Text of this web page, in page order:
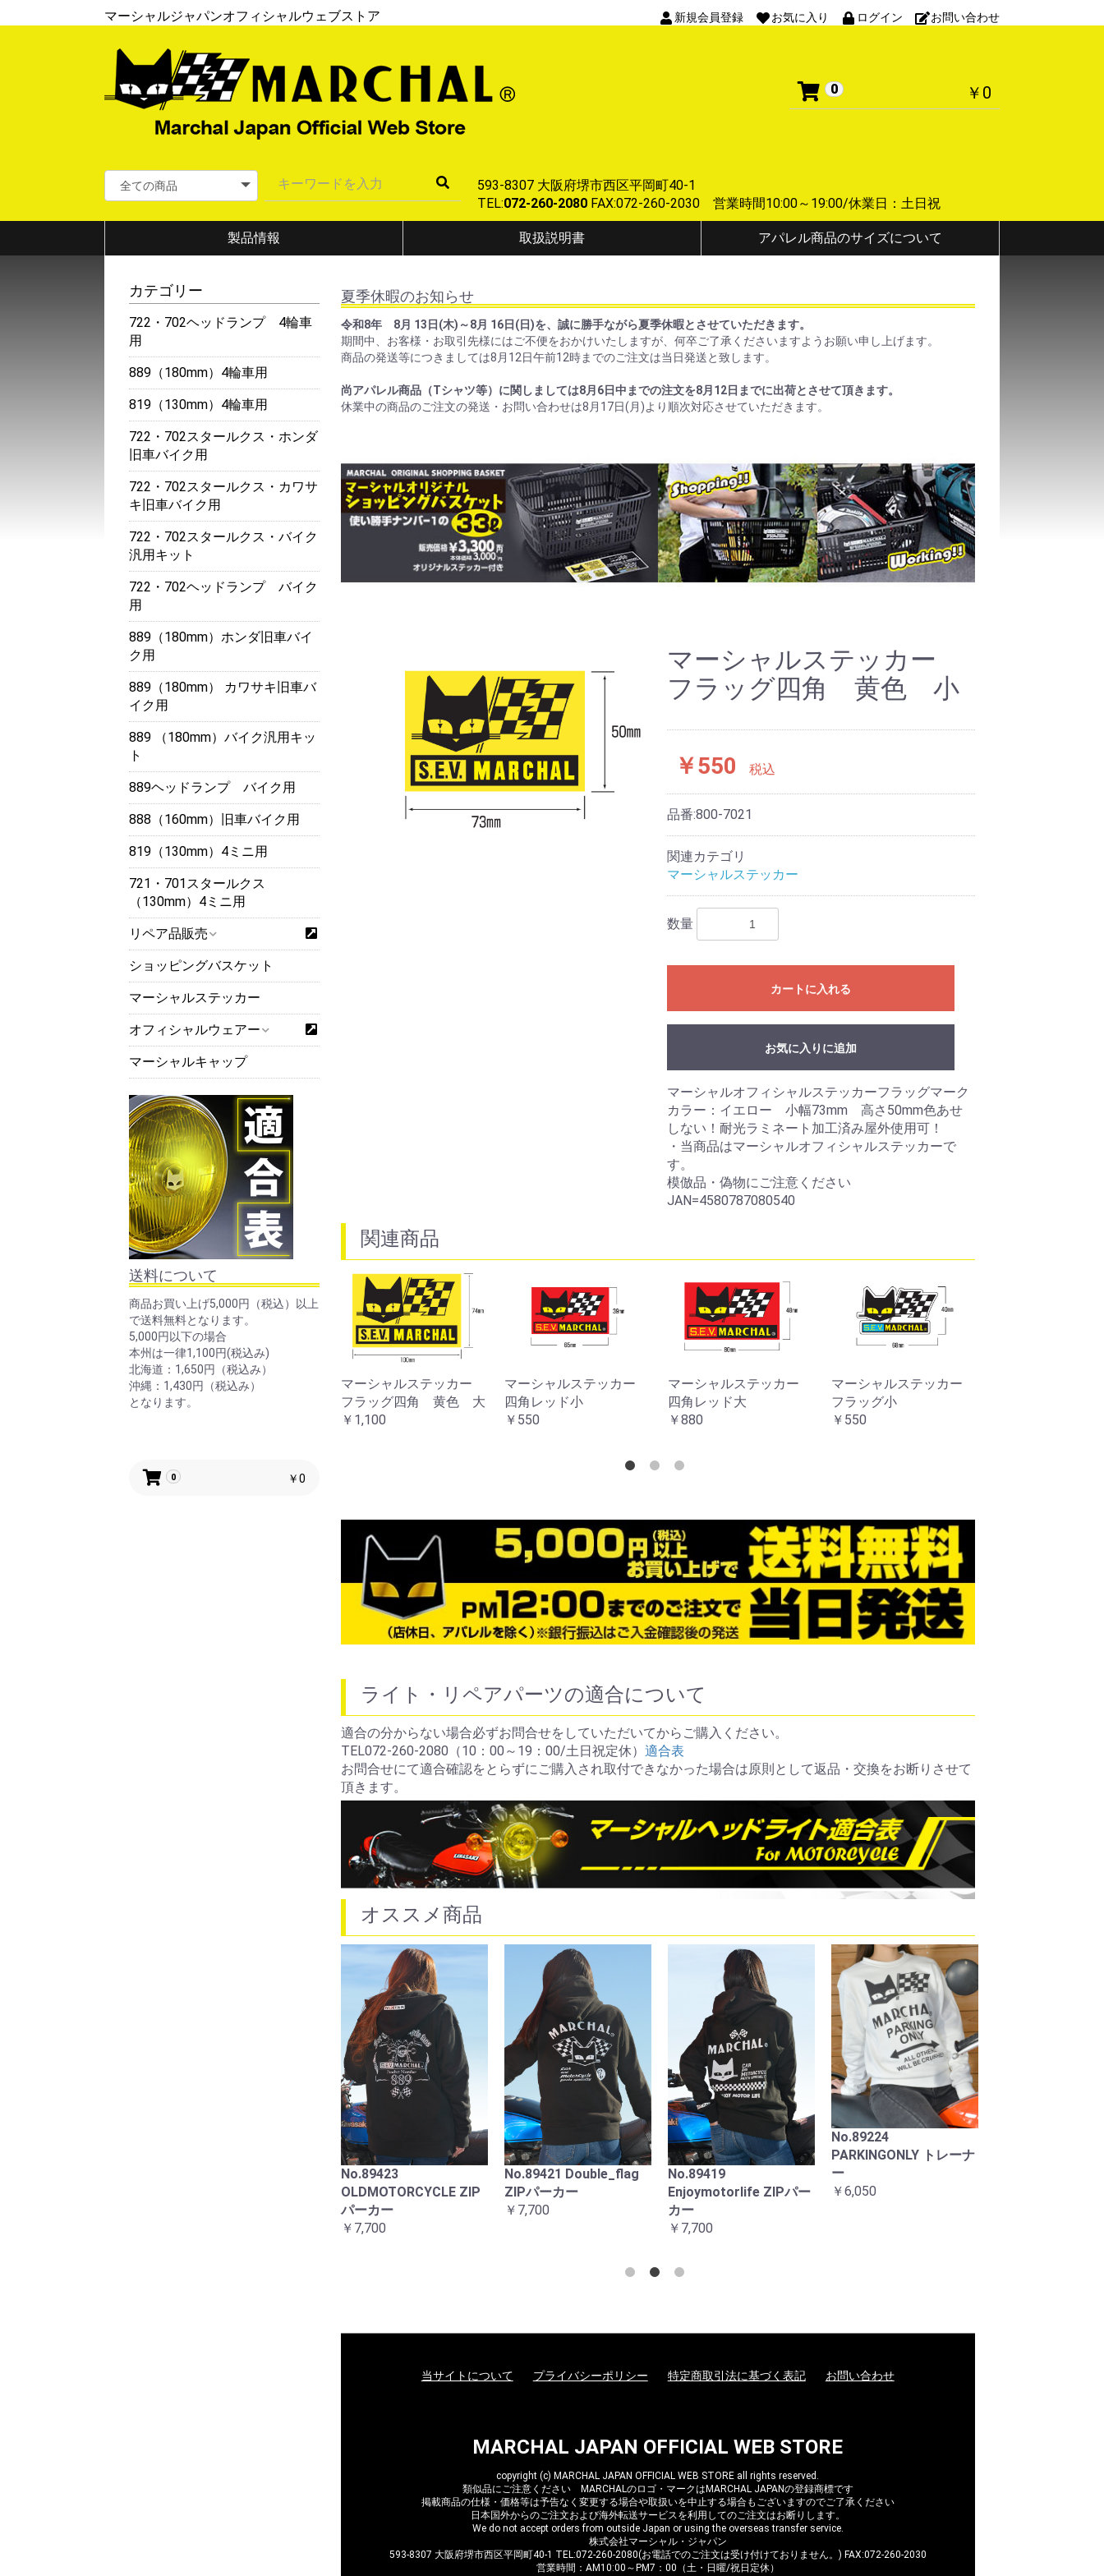
マーシャルジャパンオフィシャルウェブストア 新規会員登録 お気に入り ログイン お問い合わせ
0 ￥0
593-8307 大阪府堺市西区平岡町40-1
TEL:072-260-2080 FAX:072-260-2030 営業時間10:00～19:00/休業日：土日祝
製品情報 取扱説明書 アパレル商品のサイズについて
カテゴリー
722・702ヘッドランプ 4輪車
用
889（180mm）4輪車用
819（130mm）4輪車用
722・702スタールクス・ホンダ
旧車バイク用
722・702スタールクス・カワサ
キ旧車バイク用
722・702スタールクス・バイク
汎用キット
722・702ヘッドランプ バイク
用
889（180mm）ホンダ旧車バイ
ク用
889（180mm） カワサキ旧車バ
イク用
889 （180mm）バイク汎用キッ
ト
889ヘッドランプ バイク用
888（160mm）旧車バイク用
819（130mm）4ミニ用
721・701スタールクス
（130mm）4ミニ用
リペア品販売
ショッピングバスケット
マーシャルステッカー
オフィシャルウェアー
マーシャルキャップ
送料について
商品お買い上げ5,000円（税込）以上
で送料無料となります。
5,000円以下の場合
本州は一律1,100円(税込み)
北海道：1,650円（税込み）
沖縄：1,430円（税込み）
となります。
0 ￥0
夏季休暇のお知らせ
令和8年 8月 13日(木)～8月 16日(日)を、誠に勝手ながら夏季休暇とさせていただきます。
期間中、お客様・お取引先様にはご不便をおかけいたしますが、何卒ご了承くださいますようお願い申し上げます。
商品の発送等につきましては8月12日午前12時までのご注文は当日発送と致します。
尚アパレル商品（Tシャツ等）に関しましては8月6日中までの注文を8月12日までに出荷とさせて頂きます。
休業中の商品のご注文の発送・お問い合わせは8月17日(月)より順次対応させていただきます。
マーシャルステッカー
フラッグ四角 黄色 小
￥550 税込
品番:800-7021
関連カテゴリ
マーシャルステッカー
数量
カートに入れる
お買い物を続ける
お気に入りに追加
マーシャルオフィシャルステッカーフラッグマーク
カラー：イエロー 小幅73mm 高さ50mm色あせ
しない！耐光ラミネート加工済み屋外使用可！
・当商品はマーシャルオフィシャルステッカーで
す。
模倣品・偽物にご注意ください
JAN=4580787080540
関連商品
マーシャルステッカー
マーシャルステッカー
フラッグ小
マーシャルステッカー
フラッグ大
￥880
マーシャルステッカー
フラッグ赤 小
￥550
マーシャルステッカー
フラッグ赤 大
￥1,100
マーシャルステッカー
縦形四角イエローチェッ
カー
ライト・リペアパーツの適合について
適合の分からない場合必ずお問合せをしていただいてからご購入ください。
TEL072-260-2080（10：00～19：00/土日祝定休） 適合表
お問合せにて適合確認をとらずにご購入され取付できなかった場合は原則として返品・交換をお断りさせて
頂きます。
オススメ商品
889ドライビングランプ
フルキット イエローレ
ンズ ブラックケース
ホンダ用
￥22,000
722・702スタールクス
フルキット クリアーレ
ンズ ブラックケース
カワサキ用
￥22,000
721・701スタールクス
ASSY イエローレンズ
￥13,200
819ドライビングランプ
ASSY クリアーレンズ
￥13,200
当サイトについて プライバシーポリシー 特定商取引法に基づく表記 お問い合わせ
MARCHAL JAPAN OFFICIAL WEB STORE
copyright (c) MARCHAL JAPAN OFFICIAL WEB STORE all rights reserved.
類似品にご注意ください MARCHALのロゴ・マークはMARCHAL JAPANの登録商標です
掲載商品の仕様・価格等は予告なく変更する場合や取扱いを中止する場合もございますのでご了承ください
日本国外からのご注文および海外転送サービスを利用してのご注文はお断りします。
We do not accept orders from outside Japan or using the overseas transfer service.
株式会社マーシャル・ジャパン
593-8307 大阪府堺市西区平岡町40-1 TEL:072-260-2080(お電話でのご注文は受け付けておりません。) FAX:072-260-2030
営業時間：AM10:00～PM7：00（土・日曜/祝日定休）